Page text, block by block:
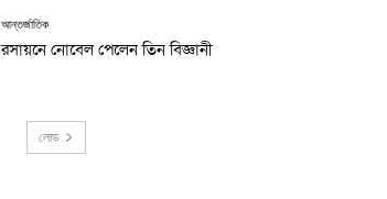
আন্তর্জাতিক
রসায়নে নোবেল পেলেন তিন বিজ্ঞানী
লোড